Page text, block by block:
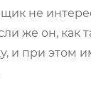
не
же он, как
и при этом